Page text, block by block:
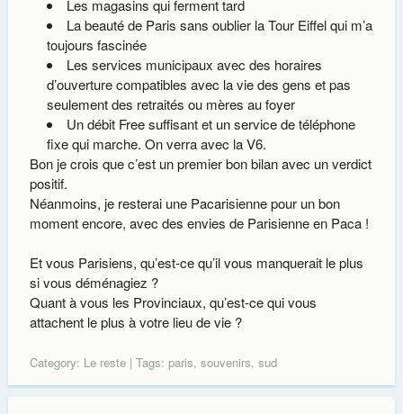
Les magasins qui ferment tard
La beauté de Paris sans oublier la Tour Eiffel qui m’a
toujours fascinée
Les services municipaux avec des horaires
d’ouverture compatibles avec la vie des gens et pas
seulement des retraités ou mères au foyer
Un débit Free suffisant et un service de téléphone
fixe qui marche. On verra avec la V6.
Bon je crois que c’est un premier bon bilan avec un verdict
positif.
Néanmoins, je resterai une Pacarisienne pour un bon
moment encore, avec des envies de Parisienne en Paca !
Et vous Parisiens, qu’est-ce qu’il vous manquerait le plus
si vous déménagiez ?
Quant à vous les Provinciaux, qu’est-ce qui vous
attachent le plus à votre lieu de vie ?
Category: Le reste| Tags: paris, souvenirs, sud